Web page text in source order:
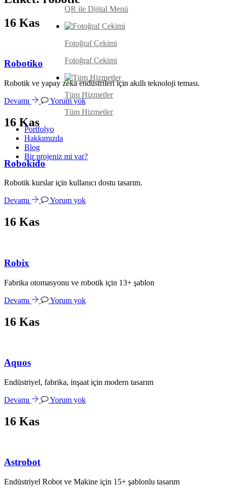
QR ile Dijital Menü
Fotoğraf Çekimi
Fotoğraf Çekimi
Tüm Hizmetler
Tüm Hizmetler
Portfolyo
Hakkımızda
Blog
Bir projeniz mi var?
16 Kas
Robotiko
Robotik ve yapay zeka endüstrileri için akıllı teknoloji teması.
Devamı Yorum yok
16 Kas
Robokido
Robotik kurslar için kullanıcı dostu tasarım.
Devamı Yorum yok
16 Kas
Robix
Fabrika otomasyonu ve robotik için 13+ şablon
Devamı Yorum yok
16 Kas
Aquos
Endüstriyel, fabrika, inşaat için modern tasarım
Devamı Yorum yok
16 Kas
Astrobot
Endüstriyel Robot ve Makine için 15+ şablonlu tasarım